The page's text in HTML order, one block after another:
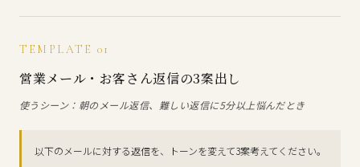
TEMPLATE 01
営業メール・お客さん返信の3案出し
使うシーン：朝のメール返信、難しい返信に5分以上悩んだとき
以下のメールに対する返信を、トーンを変えて3案考えてください。